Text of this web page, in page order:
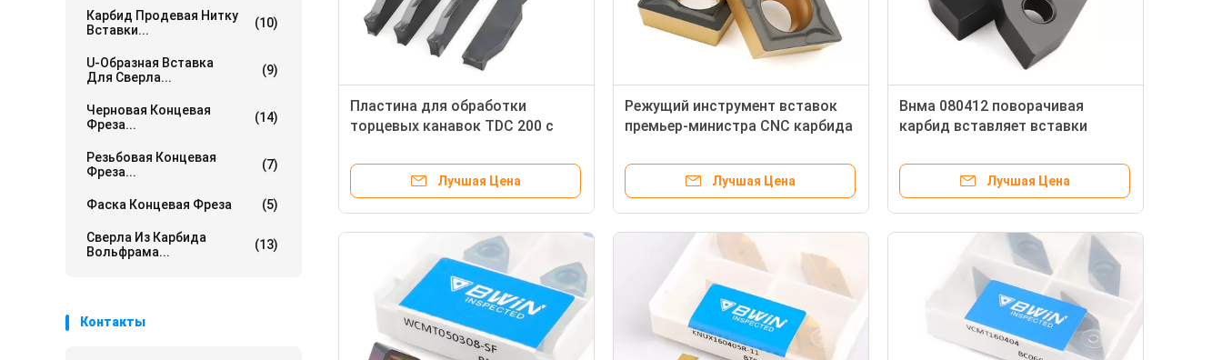
Карбид Продевая Нитку
Вставки...
(10)
U-Образная Вставка
Для Сверла...
(9)
Черновая Концевая
Фреза...
(14)
Резьбовая Концевая
Фреза...
(7)
Фаска Концевая Фреза (5)
Сверла Из Карбида
Вольфрама...
(13)
Контакты
Пластина для обработки
торцевых канавок TDC 200 с
токарного станка с ЧПУ
Лучшая Цена
Режущий инструмент вставок
премьер-министра CNC карбида
поворачивая
Лучшая Цена
Внма 080412 поворачивая
карбид вставляет вставки
вырезывая вставки карбида Кнк
Лучшая Цена